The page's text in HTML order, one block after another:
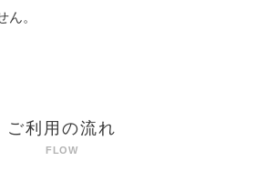
。
ご利用の流れ